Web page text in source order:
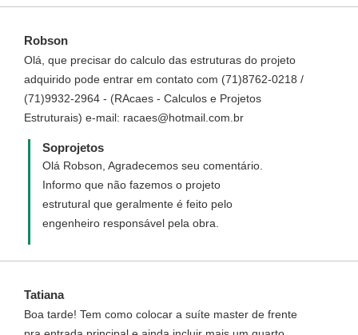
fundo do terreno para que seja analisado
custos necessários.
Robson
Olá, que precisar do calculo das estruturas do projeto
adquirido pode entrar em contato com (71)8762-0218 /
(71)9932-2964 - (RAcaes - Calculos e Projetos
Estruturais) e-mail: racaes@hotmail.com.br
Soprojetos
Olá Robson, Agradecemos seu comentário.
Informo que não fazemos o projeto
estrutural que geralmente é feito pelo
engenheiro responsável pela obra.
Tatiana
Boa tarde! Tem como colocar a suíte master de frente